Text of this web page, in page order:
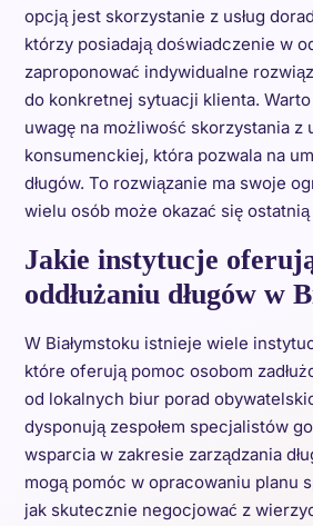
opcją jest skorzystanie z usług
którzy posiadają doświadczenie w
zaproponować indywidualne
do konkretnej sytuacji klienta.
uwagę na możliwość skorzystania z
konsumenckiej, która pozwala na
długów. To rozwiązanie ma swoje
wielu osób może okazać się
Jakie instytucje
oddłużaniu długów w
W Białymstoku istnieje wiele
które oferują pomoc osobom
od lokalnych biur porad
dysponują zespołem specjalistów
wsparcia w zakresie zarządzania
mogą pomóc w opracowaniu planu
jak skutecznie negocjować z